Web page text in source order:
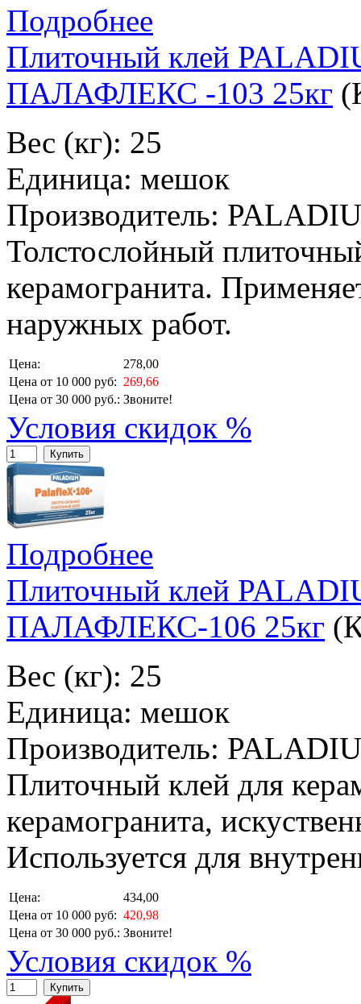
Подробнее
Плиточный клей
ПАЛАФЛЕКС -103 25кг
Вес (кг): 25
Единица: мешок
Производитель:
Толстослойный
керамогранита.
наружных работ.
Цена:
278,00
Цена от 10 000 руб: 269,66
Цена от 30 000 руб.: Звоните!
Условия скидок %
Купить
Подробнее
Плиточный клей
ПАЛАФЛЕКС-106 25кг
Вес (кг): 25
Единица: мешок
Производитель:
Плиточный клей для
керамогранита,
Используется для
Цена:
434,00
Цена от 10 000 руб: 420,98
Цена от 30 000 руб.: Звоните!
Условия скидок %
Купить